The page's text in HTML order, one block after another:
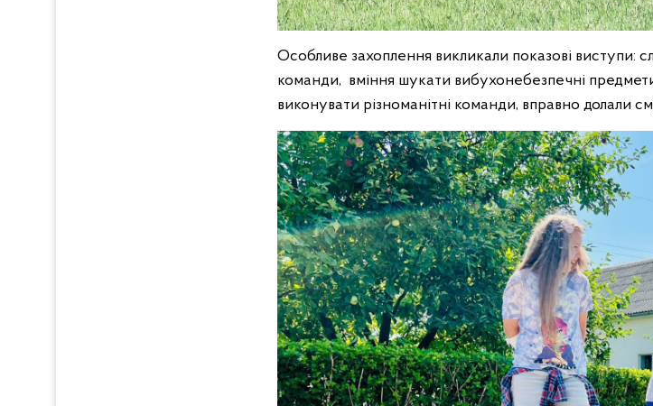
Особливе захоплення викликали показові виступи:
команди, вміння шукати вибухонебезпечні
виконувати різноманітні команди, вправно долали